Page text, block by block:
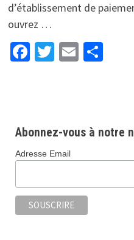
d’établissement de
ouvrez …
Facebook
Twitter
Email
Abonnez-vous à notre
Adresse Email